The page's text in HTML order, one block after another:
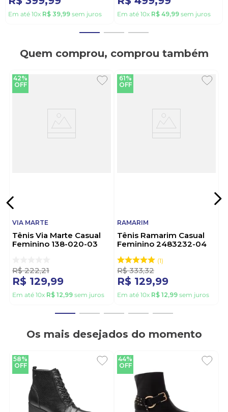
Em até 10x R$ 39,99 sem juros Em até 10x R$ 49,99 sem juros
Quem comprou, comprou também
42%
OFF
VIA MARTE
Tênis Via Marte Casual
Feminino 138-020-03
R$ 222,21
R$ 129,99
Em até 10x R$ 12,99 sem juros
61%
OFF
RAMARIM
Tênis Ramarim Casual
Feminino 2483232-04
1
R$ 333,32
R$ 129,99
Em até 10x R$ 12,99 sem juros
Os mais desejados do momento
58%
OFF
44%
OFF